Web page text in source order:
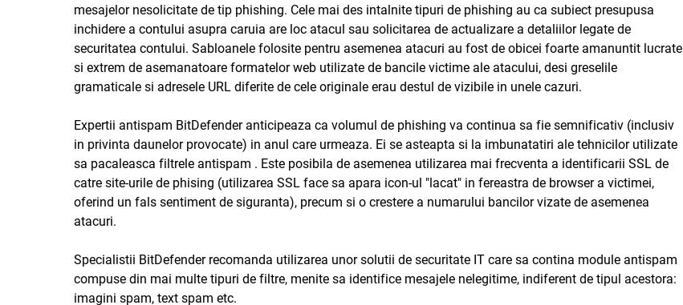
mesajelor nesolicitate de tip phishing. Cele mai des intalnite tipuri de phishing au ca subiect presupusa
inchidere a contului asupra caruia are loc atacul sau solicitarea de actualizare a detaliilor legate de
securitatea contului. Sabloanele folosite pentru asemenea atacuri au fost de obicei foarte amanuntit lucrate
si extrem de asemanatoare formatelor web utilizate de bancile victime ale atacului, desi greselile
gramaticale si adresele URL diferite de cele originale erau destul de vizibile in unele cazuri.
Expertii antispam BitDefender anticipeaza ca volumul de phishing va continua sa fie semnificativ (inclusiv
in privinta daunelor provocate) in anul care urmeaza. Ei se asteapta si la imbunatatiri ale tehnicilor utilizate
sa pacaleasca filtrele antispam . Este posibila de asemenea utilizarea mai frecventa a identificarii SSL de
catre site-urile de phising (utilizarea SSL face sa apara icon-ul "lacat" in fereastra de browser a victimei,
oferind un fals sentiment de siguranta), precum si o crestere a numarului bancilor vizate de asemenea
atacuri.
Specialistii BitDefender recomanda utilizarea unor solutii de securitate IT care sa contina module antispam
compuse din mai multe tipuri de filtre, menite sa identifice mesajele nelegitime, indiferent de tipul acestora:
imagini spam, text spam etc.